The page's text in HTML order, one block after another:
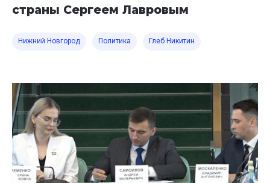
страны Сергеем Лавровым
Нижний Новгород Политика Глеб Никитин